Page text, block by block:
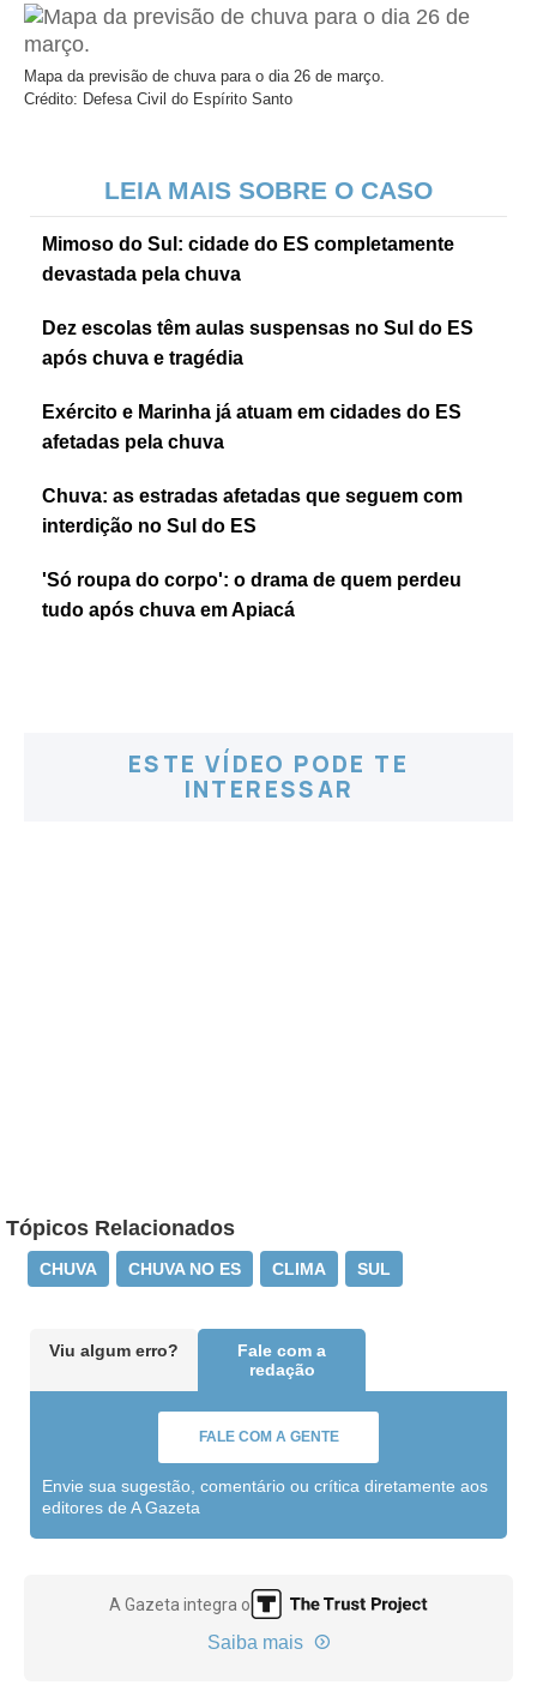
Mapa da previsão de chuva para o dia 26 de março.
Crédito: Defesa Civil do Espírito Santo
LEIA MAIS SOBRE O CASO
Mimoso do Sul: cidade do ES completamente
devastada pela chuva
Dez escolas têm aulas suspensas no Sul do ES
após chuva e tragédia
Exército e Marinha já atuam em cidades do ES
afetadas pela chuva
Chuva: as estradas afetadas que seguem com
interdição no Sul do ES
'Só roupa do corpo': o drama de quem perdeu
tudo após chuva em Apiacá
ESTE VÍDEO PODE TE
INTERESSAR
Tópicos Relacionados
CHUVA CHUVA NO ES CLIMA SUL
Viu algum erro?
Fale com a
redação
FALE COM A GENTE
Envie sua sugestão, comentário ou crítica diretamente aos
editores de A Gazeta
A Gazeta integra o
Saiba mais